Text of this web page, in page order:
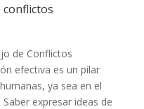
conflictos
de Conflictos
efectiva es un pilar
ya sea en el
expresar ideas de